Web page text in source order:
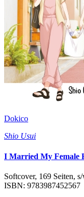
Dokico
Shio Usui
I Married My Female
Softcover, 169 Seiten,
ISBN: 9783987452567